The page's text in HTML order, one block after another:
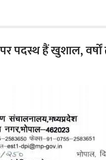
पर पदस्थ हैं खुशाल,